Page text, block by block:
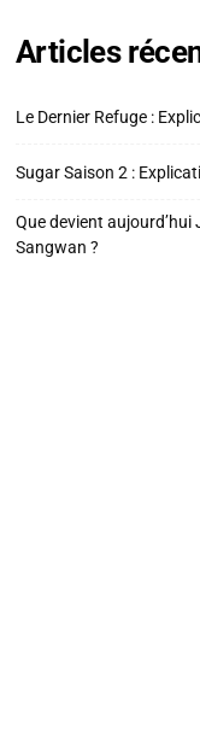
Articles
Le Dernier Refuge :
Sugar Saison 2 :
Que devient aujourd’hui
Sangwan ?